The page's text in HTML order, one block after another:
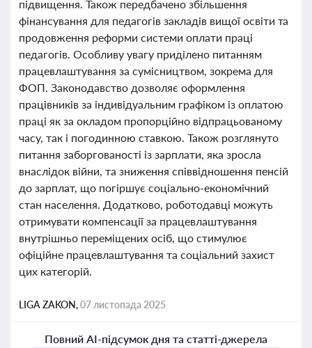
підвищення. Також передбачено збільшення
фінансування для педагогів закладів вищої освіти та
продовження реформи системи оплати праці
педагогів. Особливу увагу приділено питанням
працевлаштування за сумісництвом, зокрема для
ФОП. Законодавство дозволяє оформлення
працівників за індивідуальним графіком із оплатою
праці як за окладом пропорційно відпрацьованому
часу, так і погодинною ставкою. Також розглянуто
питання заборгованості із зарплати, яка зросла
внаслідок війни, та зниження співвідношення пенсій
до зарплат, що погіршує соціально-економічний
стан населення. Додатково, роботодавці можуть
отримувати компенсації за працевлаштування
внутрішньо переміщених осіб, що стимулює
офіційне працевлаштування та соціальний захист
цих категорій.
LIGA ZAKON,07 листопада 2025
Повний AI-підсумок дня та статті-джерела